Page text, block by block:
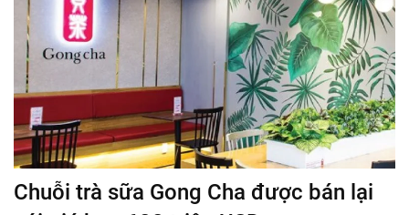
Chuỗi trà sữa Gong Cha được bán lại